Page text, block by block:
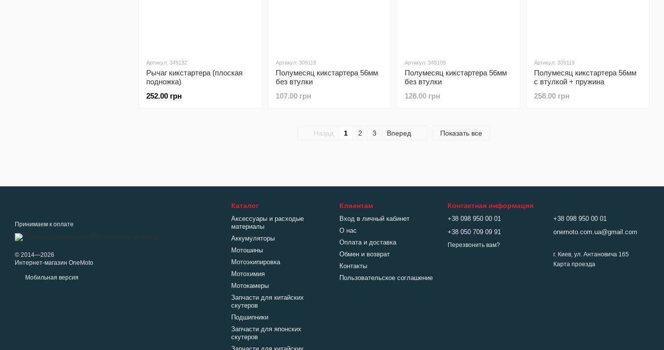
Артикул: 349132
Рычаг кикстартера (плоская
подножка)
252.00 грн
Артикул: 309118
Полумесяц кикстартера 56мм
без втулки
107.00 грн
Артикул: 349109
Полумесяц кикстартера 56мм
без втулки
128.00 грн
Артикул: 309119
Полумесяц кикстартера 56мм
с втулкой + пружина
258.00 грн
Назад 1 2 3 Вперед Показать все
Принимаем к оплате
© 2014—2026
Интернет-магазин OneMoto
Мобильная версия
Каталог
Аксессуары и расходые
материалы
Аккумуляторы
Мотошины
Мотоэкипировка
Мотохимия
Мотокамеры
Запчасти для китайских
скутеров
Подшипники
Запчасти для японских
скутеров
Клиентам
Вход в личный кабинет
О нас
Оплата и доставка
Обмен и возврат
Контакты
Пользовательское соглашение
Контактная информация
+38 098 950 00 01
+38 050 709 09 91
Перезвонить вам?
+38 098 950 00 01
onemoto.com.ua@gmail.com
г. Киев, ул. Антановича 165
Карта проезда